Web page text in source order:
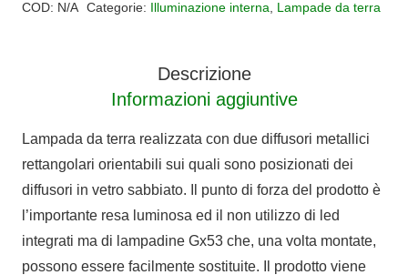
COD: N/A Categorie: Illuminazione interna Lampade da terra
Descrizione
Informazioni aggiuntive
Lampada da terra realizzata con due diffusori metallici
rettangolari orientabili sui quali sono posizionati dei
diffusori in vetro sabbiato. Il punto di forza del prodotto è
l’importante resa luminosa ed il non utilizzo di led
integrati ma di lampadine Gx53 che, una volta montate,
possono essere facilmente sostituite. Il prodotto viene